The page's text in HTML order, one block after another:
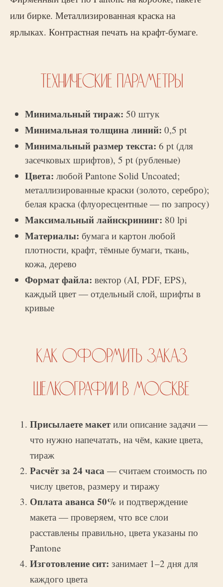
или бирке. Металлизированная краска на
ярлыках. Контрастная печать на крафт-бумаге.
ТЕХНИЧЕСКИЕ ПАРАМЕТРЫ
Минимальный тираж: 50 штук
Минимальная толщина линий: 0,5 pt
Минимальный размер текста: 6 pt (для
засечковых шрифтов), 5 pt (рубленые)
Цвета: любой Pantone Solid Uncoated;
металлизированные краски (золото, серебро);
белая краска (флуоресцентные — по запросу)
Максимальный лайнскрининг: 80 lpi
Материалы: бумага и картон любой
плотности, крафт, тёмные бумаги, ткань,
кожа, дерево
Формат файла: вектор (AI, PDF, EPS),
каждый цвет — отдельный слой, шрифты в
кривые
КАК ОФОРМИТЬ ЗАКАЗ
ШЕЛКОГРАФИИ В МОСКВЕ
Присылаете макет или описание задачи —
что нужно напечатать, на чём, какие цвета,
тираж
Расчёт за 24 часа — считаем стоимость по
числу цветов, размеру и тиражу
Оплата аванса 50% и подтверждение
макета — проверяем, что все слои
расставлены правильно, цвета указаны по
Pantone
Изготовление сит: занимает 1–2 дня для
каждого цвета